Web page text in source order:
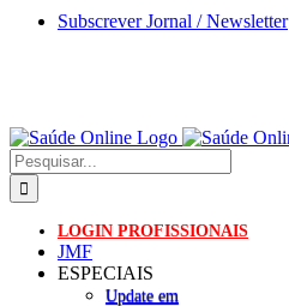
Skip
Subscrever Jornal / Newsletter
Pesquisar
LOGIN PROFISSIONAIS
JMF
ESPECIAIS
Update em